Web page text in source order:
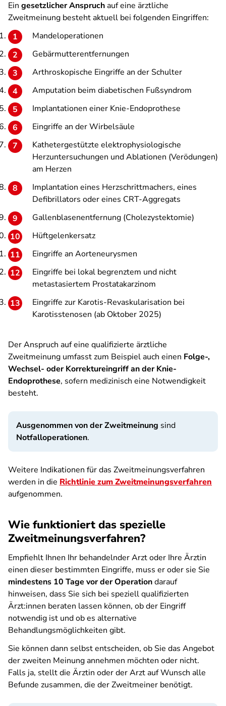
Ein gesetzlicher Anspruchauf eine ärztliche
Zweitmeinung besteht aktuell bei folgenden Eingriffen:
Mandeloperationen
Gebärmutterentfernungen
Arthroskopische Eingriffe an der Schulter
Amputation beim diabetischen Fußsyndrom
Implantationen einer Knie-Endoprothese
Eingriffe an der Wirbelsäule
Kathetergestützte elektrophysiologische
Herzuntersuchungen und Ablationen (Verödungen)
am Herzen
Implantation eines Herzschrittmachers, eines
Defibrillators oder eines CRT-Aggregats
Gallenblasenentfernung (Cholezystektomie)
Hüftgelenkersatz
Eingriffe an Aorteneurysmen
Eingriffe bei lokal begrenztem und nicht
metastasiertem Prostatakarzinom
Eingriffe zur Karotis-Revaskularisation bei
Karotisstenosen (ab Oktober 2025)
Der Anspruch auf eine qualifizierte ärztliche
Zweitmeinung umfasst zum Beispiel auch einen Folge-,
Wechsel- oder Korrektureingriff an der Knie-
Endoprothese, sofern medizinisch eine Notwendigkeit
besteht.
Ausgenommen von der Zweitmeinung sind
Notfalloperationen.
Weitere Indikationen für das Zweitmeinungsverfahren
werden in die Richtlinie zum Zweitmeinungsverfahren
aufgenommen.
Wie funktioniert das spezielle
Zweitmeinungsverfahren?
Empfiehlt Ihnen Ihr behandelnder Arzt oder Ihre Ärztin
einen dieser bestimmten Eingriffe, muss er oder sie Sie
mindestens 10 Tage vor der Operationdarauf
hinweisen, dass Sie sich bei speziell qualifizierten
Ärzt:innen beraten lassen können, ob der Eingriff
notwendig ist und ob es alternative
Behandlungsmöglichkeiten gibt.
Sie können dann selbst entscheiden, ob Sie das Angebot
der zweiten Meinung annehmen möchten oder nicht.
Falls ja, stellt die Ärztin oder der Arzt auf Wunsch alle
Befunde zusammen, die der Zweitmeiner benötigt.